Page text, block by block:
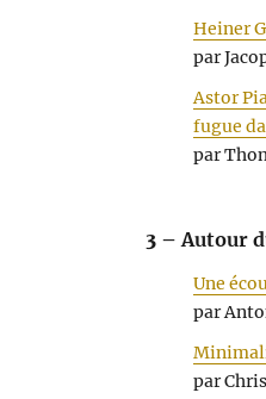
Heiner
par
Astor
fugue
par
3 – Autour
Une
par
par